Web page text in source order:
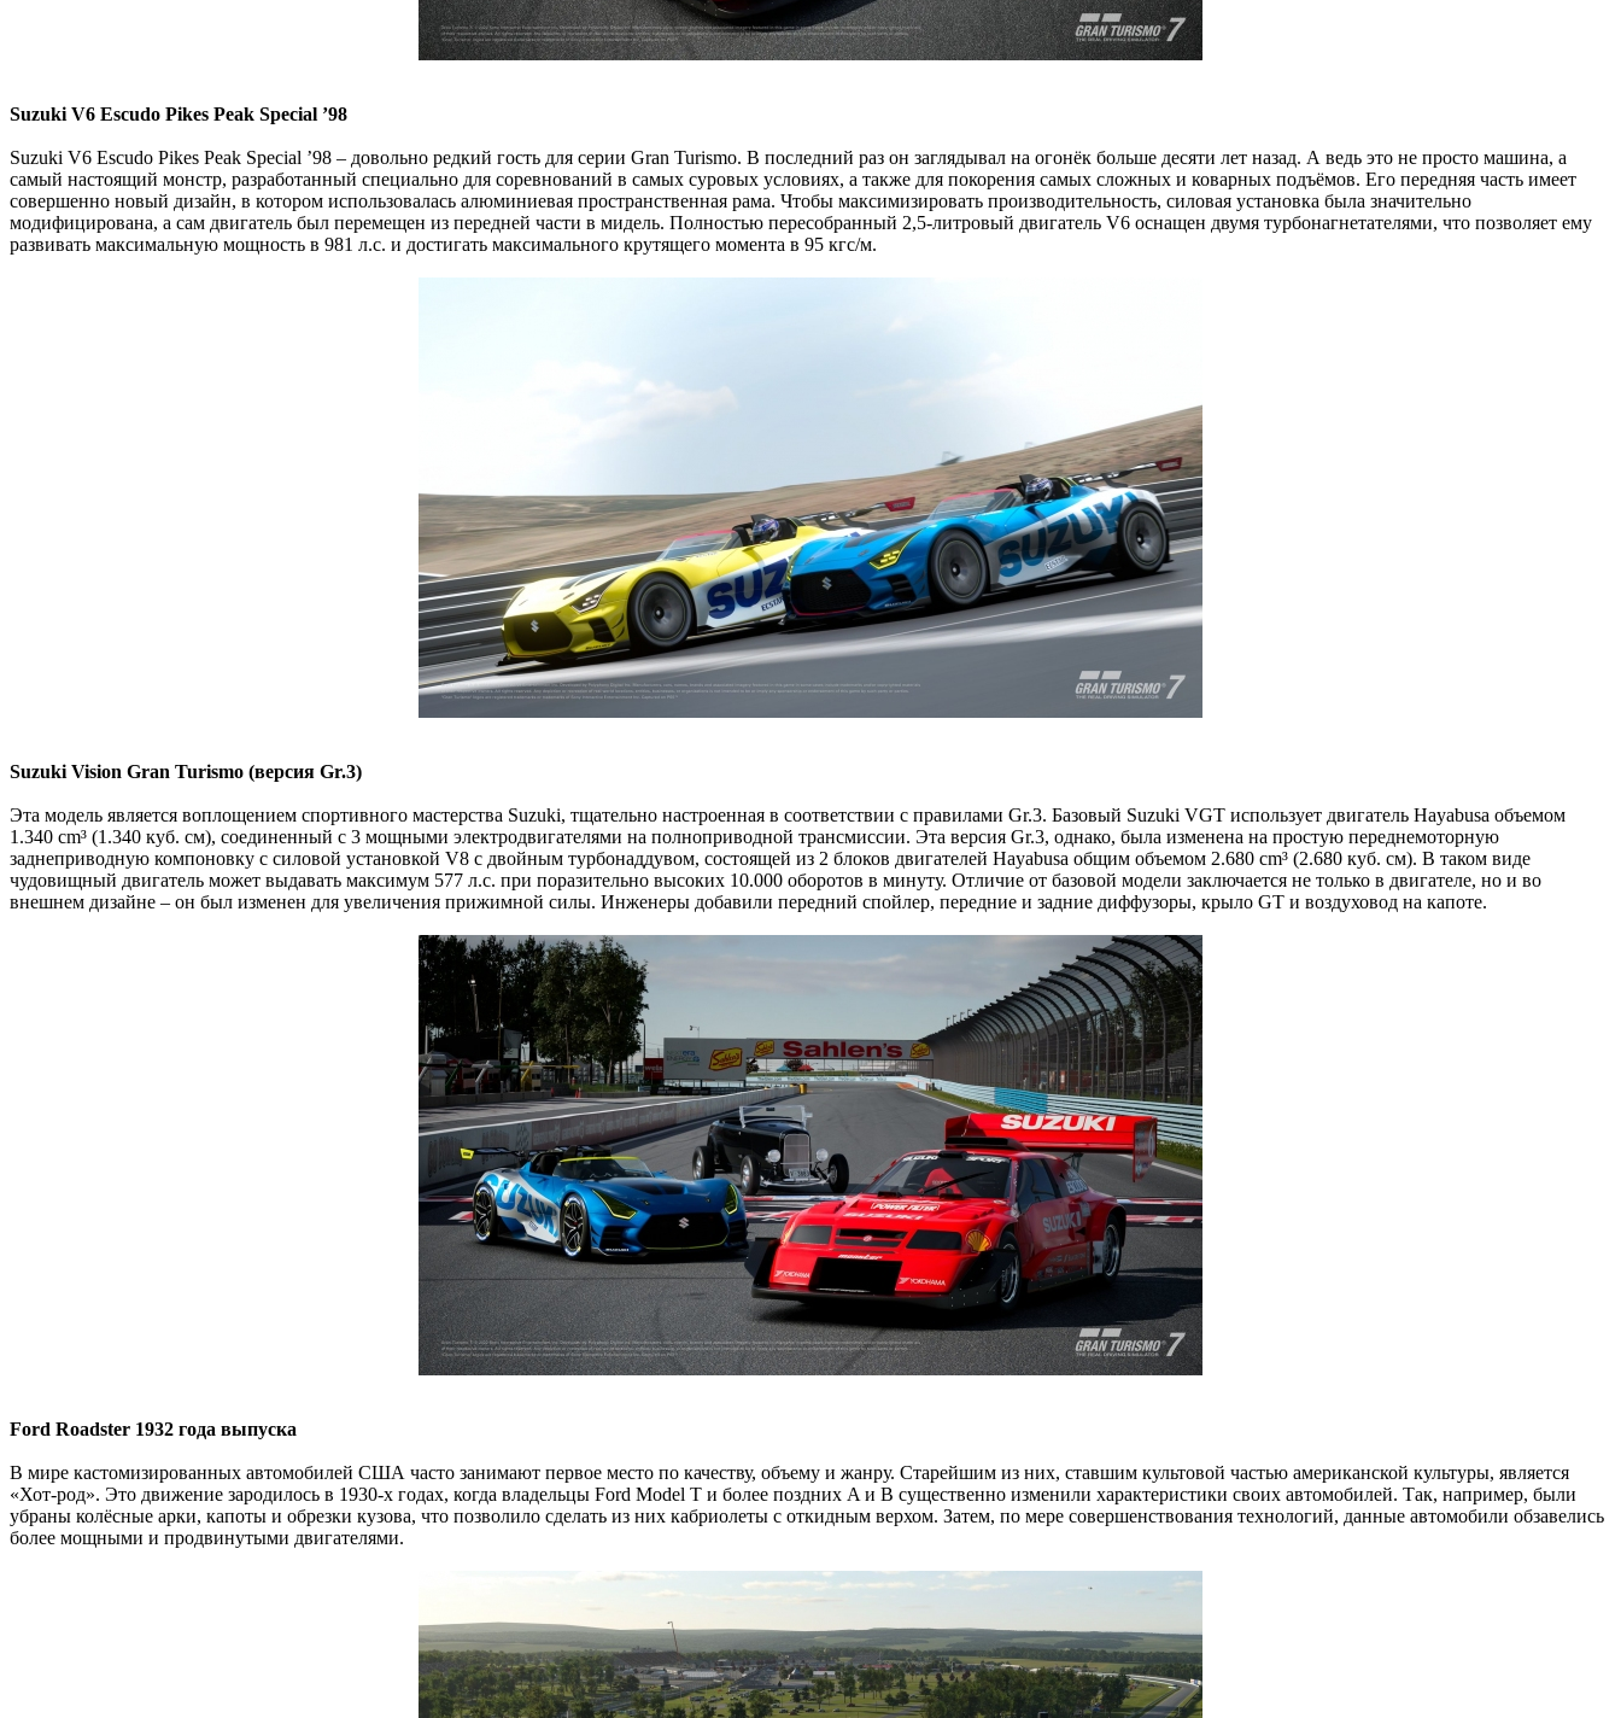
Suzuki V6 Escudo Pikes Peak Special ’98
Suzuki V6 Escudo Pikes Peak Special ’98 – довольно редкий гость для серии Gran Turismo. В последний раз он заглядывал на огонёк больше десяти лет назад. А ведь это не просто машина, а
самый настоящий монстр, разработанный специально для соревнований в самых суровых условиях, а также для покорения самых сложных и коварных подъёмов. Его передняя часть имеет
совершенно новый дизайн, в котором использовалась алюминиевая пространственная рама. Чтобы максимизировать производительность, силовая установка была значительно
модифицирована, а сам двигатель был перемещен из передней части в мидель. Полностью пересобранный 2,5-литровый двигатель V6 оснащен двумя турбонагнетателями, что позволяет ему
развивать максимальную мощность в 981 л.с. и достигать максимального крутящего момента в 95 кгс/м.
Suzuki Vision Gran Turismo (версия Gr.3)
Эта модель является воплощением спортивного мастерства Suzuki, тщательно настроенная в соответствии с правилами Gr.3. Базовый Suzuki VGT использует двигатель Hayabusa объемом
1.340 cm³ (1.340 куб. см), соединенный с 3 мощными электродвигателями на полноприводной трансмиссии. Эта версия Gr.3, однако, была изменена на простую переднемоторную
заднеприводную компоновку с силовой установкой V8 с двойным турбонаддувом, состоящей из 2 блоков двигателей Hayabusa общим объемом 2.680 cm³ (2.680 куб. см). В таком виде
чудовищный двигатель может выдавать максимум 577 л.с. при поразительно высоких 10.000 оборотов в минуту. Отличие от базовой модели заключается не только в двигателе, но и во
внешнем дизайне – он был изменен для увеличения прижимной силы. Инженеры добавили передний спойлер, передние и задние диффузоры, крыло GT и воздуховод на капоте.
Ford Roadster 1932 года выпуска
В мире кастомизированных автомобилей США часто занимают первое место по качеству, объему и жанру. Старейшим из них, ставшим культовой частью американской культуры, является
«Хот-род». Это движение зародилось в 1930-х годах, когда владельцы Ford Model T и более поздних A и B существенно изменили характеристики своих автомобилей. Так, например, были
убраны колёсные арки, капоты и обрезки кузова, что позволило сделать из них кабриолеты с откидным верхом. Затем, по мере совершенствования технологий, данные автомобили обзавелись
более мощными и продвинутыми двигателями.